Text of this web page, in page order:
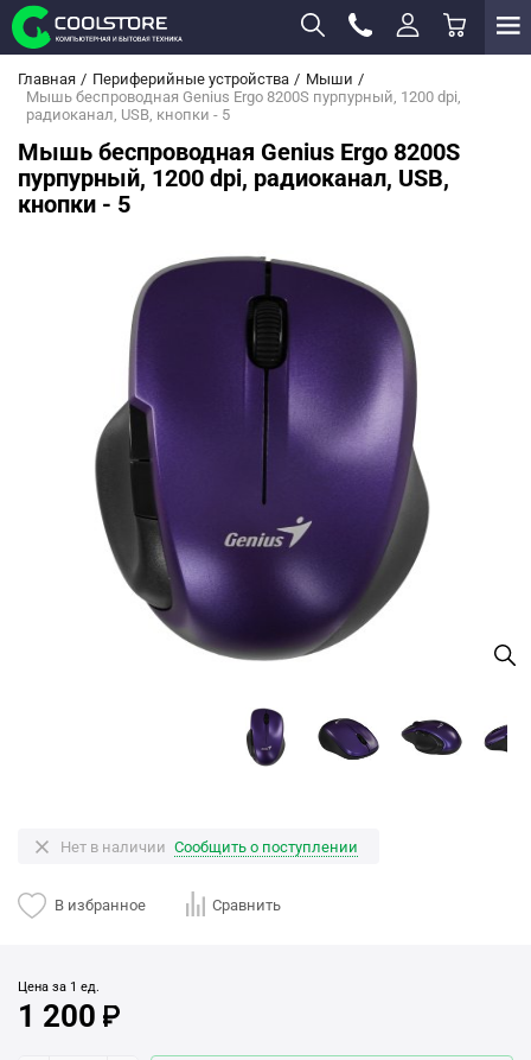
Главная Периферийные устройства
Мыши
Мышь беспроводная Genius Ergo 8200S пурпурный, 1200 dpi,
радиоканал, USB, кнопки - 5
Мышь беспроводная Genius Ergo 8200S
пурпурный, 1200 dpi, радиоканал, USB,
кнопки - 5
Нет в наличии Сообщить о поступлении
В избранное Сравнить
Цена за 1 ед.
1 200